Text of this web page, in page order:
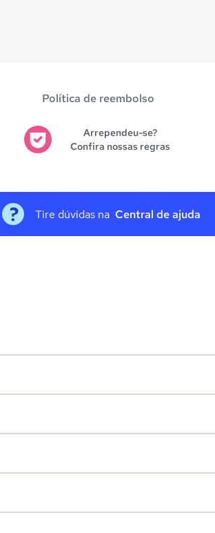
Política de reembolso
Arrependeu-se?
Confira nossas regras
Tire dúvidas na Central de ajuda